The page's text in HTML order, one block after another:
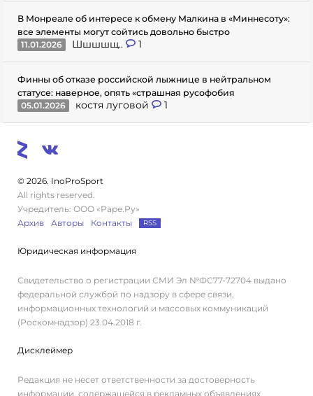
В Монреале об интересе к обмену Малкина в «Миннесоту»:
все элементы могут сойтись довольно быстро
11.01.2026
Шшшшщ.. 1
Финны об отказе российской лыжнице в нейтральном
статусе: наверное, опять «страшная русофобия
05.01.2026
костя луговой 1
© 2026. InoProSport
All rights reserved.
Учредитель: ООО «Раре.Ру»
Архив
Авторы Контакты RSS
Юридическая информация
Свидетельство о регистрации СМИ Эл №ФС77-72704 выдано
федеральной службой по надзору в сфере связи,
информационных технологий и массовых коммуникаций
(Роскомнадзор) 23.04.2018 г.
Дисклеймер
Редакция не несет ответственности за достоверность
информации, содержащейся в рекламных объявлениях.